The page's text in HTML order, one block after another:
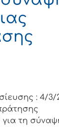
: 4/3/
για τη